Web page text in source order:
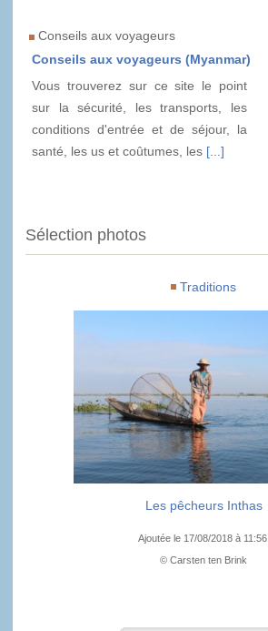
Conseils aux voyageurs
Conseils aux voyageurs (Myanmar)
Vous trouverez sur ce site le point
sur la sécurité, les transports, les
conditions d'entrée et de séjour, la
santé, les us et coûtumes, les [...]
Sélection photos
Traditions
Les pêcheurs Inthas
Ajoutée le 17/08/2018 à 11:56
© Carsten ten Brink